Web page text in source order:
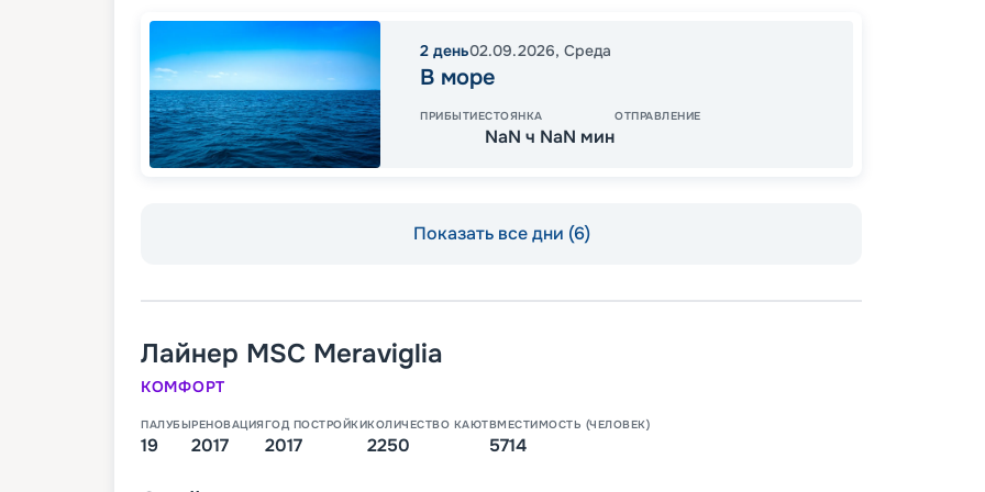
2 день02.09.2026, Среда
В море
ПРИБЫТИЕСТОЯНКА
NaN ч NaN мин
ОТПРАВЛЕНИЕ
Показать все дни (6)
Лайнер MSC Meraviglia
КОМФОРТ
ПАЛУБЫ
19
РЕНОВАЦИЯ
2017
ГОД ПОСТРОЙКИ
2017
КОЛИЧЕСТВО КАЮТ
2250
ВМЕСТИМОСТЬ (ЧЕЛОВЕК)
5714